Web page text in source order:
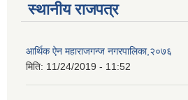
स्थानीय राजपत्र
आर्थिक ऐन महाराजगन्ज नगरपालिका,२०७६
मिति: 11/24/2019 - 11:52